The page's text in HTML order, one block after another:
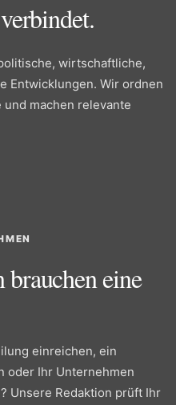
wirtschaftliche,
Entwicklungen. Wir ordnen
machen relevante
brauchen eine
einreichen, ein
oder Ihr Unternehmen
Unsere Redaktion prüft Ihr